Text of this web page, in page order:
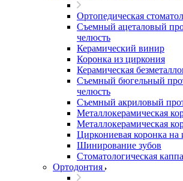
Ортопедическая
Съемный ацеталовый
челюсть
Керамический винир
Коронка из циркония
Керамическая
Съемный бюгельный
челюсть
Съемный акриловый
Металлокерамическая
Металлокерамическая
Циркониевая коронка на
Шинирование зубов
Стоматологическая каппа
Ортодонтия